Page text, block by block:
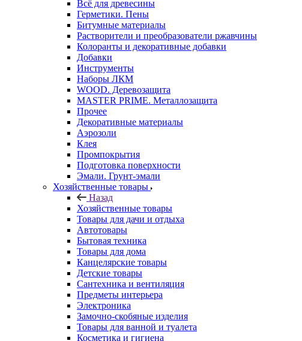
Всё для древесины
Герметики. Пены
Битумные материалы
Растворители и преобразователи ржавчины
Колоранты и декоративные добавки
Добавки
Инструменты
Наборы ЛКМ
WOOD. Деревозащита
MASTER PRIME. Металлозащита
Прочее
Декоративные материалы
Аэрозоли
Клея
Промпокрытия
Подготовка поверхности
Эмали. Грунт-эмали
Хозяйственные товары
Назад
Хозяйственные товары
Товары для дачи и отдыха
Автотовары
Бытовая техника
Товары для дома
Канцелярские товары
Детские товары
Сантехника и вентиляция
Предметы интерьера
Электроника
Замочно-скобяные изделия
Товары для ванной и туалета
Косметика и гигиена